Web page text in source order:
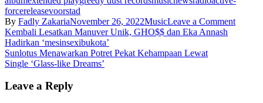
forcereleasevoorstad
By Fadly ZakariaNovember 26, 2022MusicLeave a Commenton
Post
navigation
Kembali Lesatkan Manuver Unik, GHO$$ dan Eka Annash
Hadirkan ‘mesinsexibukota’
Sunlotus Menawarkan Potret Pekat Kehampaan Lewat
Single ‘Glass-like Dreams’
Leave a Reply